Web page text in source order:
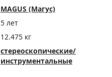
MAGUS (Магус)
5 лет
12.475 кг
стереоскопические/
инструментальные